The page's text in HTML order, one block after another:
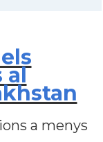
al
a menys